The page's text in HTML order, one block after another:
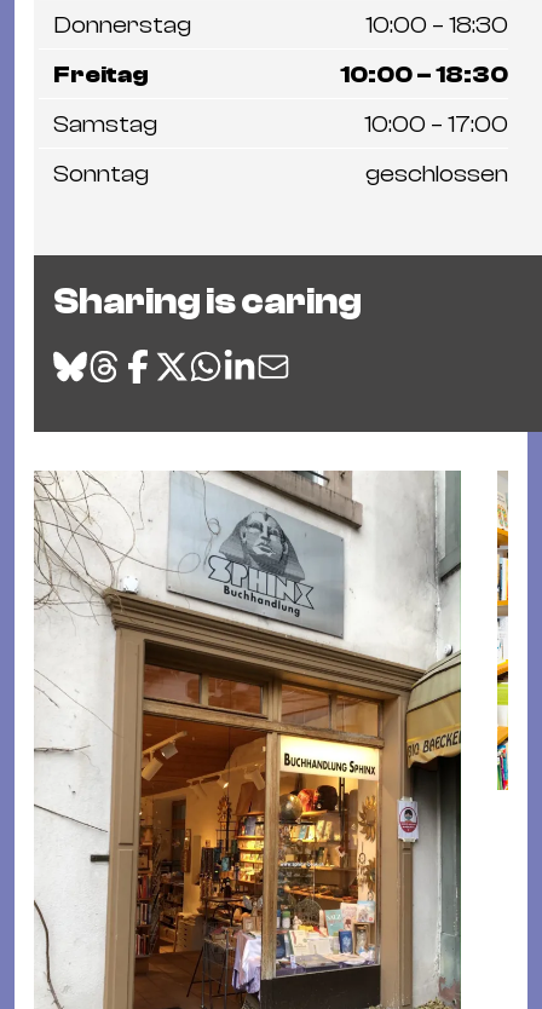
Donnerstag
10:00 – 18:30
Freitag
10:00 – 18:30
Samstag
10:00 – 17:00
Sonntag
geschlossen
Sharing is caring